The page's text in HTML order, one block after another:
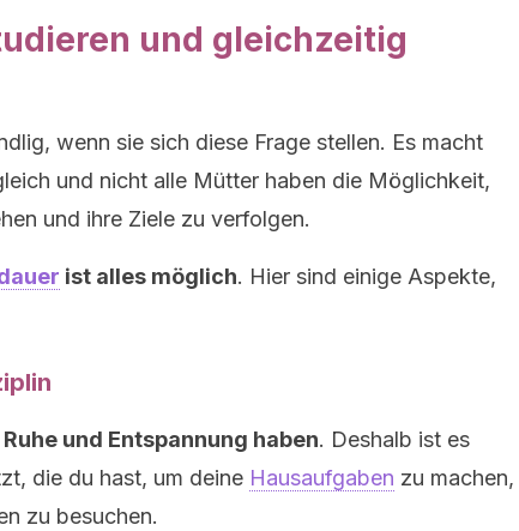
und gleichzeitig
wenn sie sich diese Frage stellen. Es macht
und nicht alle Mütter haben die Möglichkeit,
und ihre Ziele zu verfolgen.
ist alles möglich. Hier sind einige Aspekte,
und Entspannung haben. Deshalb ist es
die du hast, um deine Hausaufgaben zu machen,
zu besuchen.